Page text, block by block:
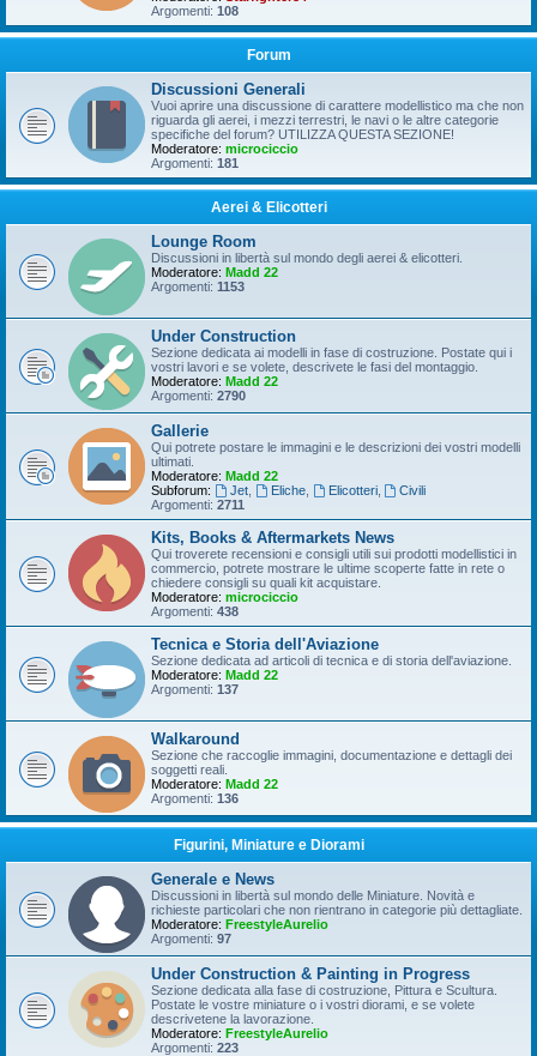
Argomenti: 108
Forum
Discussioni Generali
Vuoi aprire una discussione di carattere modellistico ma che non
riguarda gli aerei, i mezzi terrestri, le navi o le altre categorie
specifiche del forum? UTILIZZA QUESTA SEZIONE!
Moderatore: microciccio
Argomenti: 181
Aerei & Elicotteri
Lounge Room
Discussioni in libertà sul mondo degli aerei & elicotteri.
Moderatore: Madd 22
Argomenti: 1153
Under Construction
Sezione dedicata ai modelli in fase di costruzione. Postate qui i
vostri lavori e se volete, descrivete le fasi del montaggio.
Moderatore: Madd 22
Argomenti: 2790
Gallerie
Qui potrete postare le immagini e le descrizioni dei vostri modelli
ultimati.
Moderatore: Madd 22
Subforum:
Jet, Eliche, Elicotteri,
Civili
Argomenti: 2711
Kits, Books & Aftermarkets News
Qui troverete recensioni e consigli utili sui prodotti modellistici in
commercio, potrete mostrare le ultime scoperte fatte in rete o
chiedere consigli su quali kit acquistare.
Moderatore: microciccio
Argomenti: 438
Tecnica e Storia dell'Aviazione
Sezione dedicata ad articoli di tecnica e di storia dell'aviazione.
Moderatore: Madd 22
Argomenti: 137
Walkaround
Sezione che raccoglie immagini, documentazione e dettagli dei
soggetti reali.
Moderatore: Madd 22
Argomenti: 136
Figurini, Miniature e Diorami
Generale e News
Discussioni in libertà sul mondo delle Miniature. Novità e
richieste particolari che non rientrano in categorie più dettagliate.
Moderatore: FreestyleAurelio
Argomenti: 97
Under Construction & Painting in Progress
Sezione dedicata alla fase di costruzione, Pittura e Scultura.
Postate le vostre miniature o i vostri diorami, e se volete
descrivetene la lavorazione.
Moderatore: FreestyleAurelio
Argomenti: 223